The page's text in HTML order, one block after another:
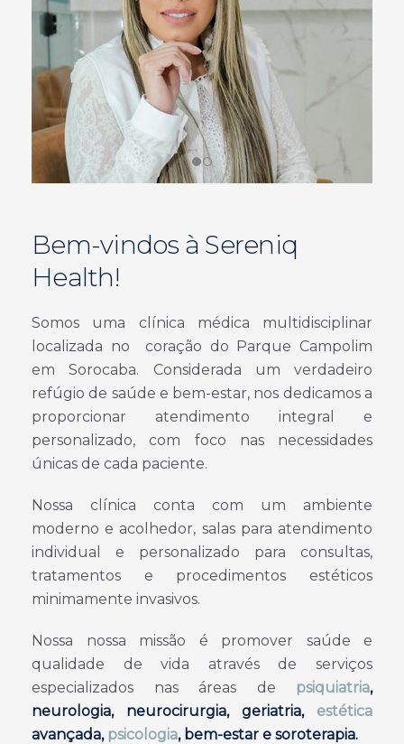
Bem-vindos à Sereniq
Health!
Somos uma clínica médica multidisciplinar
localizada no coração do Parque Campolim
em Sorocaba. Considerada um verdadeiro
refúgio de saúde e bem-estar, nos dedicamos a
proporcionar atendimento integral e
personalizado, com foco nas necessidades
únicas de cada paciente.
Nossa clínica conta com um ambiente
moderno e acolhedor, salas para atendimento
individual e personalizado para consultas,
tratamentos e procedimentos estéticos
minimamente invasivos.
Nossa nossa missão é promover saúde e
qualidade de vida através de serviços
especializados nas áreas de psiquiatria,
neurologia, neurocirurgia, geriatria, estética
avançada, psicologia, bem-estar e soroterapia.